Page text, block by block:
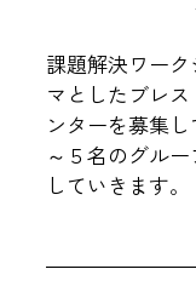
課題解決ワー
マとしたブレ
ンターを募集
～５名のグル
していきます。